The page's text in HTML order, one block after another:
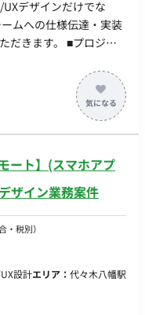
デザインだけでな
ムへの仕様伝達・実装
。 ■プロジェ
ダクトを開発していま
メッセージ配信システ
みです。 今後はサービ
来的なSaaS化も視野に
駆動開発を取り入れる
ができる体制を目指し
担当していただけるデ
ます。 ユーザー中心
を設計するだけでな
定から実装までを担当
ート】(スマホアプ
ザイン業務案件
・税別）
設計エリア： 代々木八幡駅